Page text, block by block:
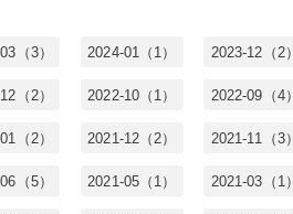
（3） 2024-01（1） 2023-12（2）
（2） 2022-10（1） 2022-09（4）
（2） 2021-12（2） 2021-11（3）
（5） 2021-05（1） 2021-03（1）